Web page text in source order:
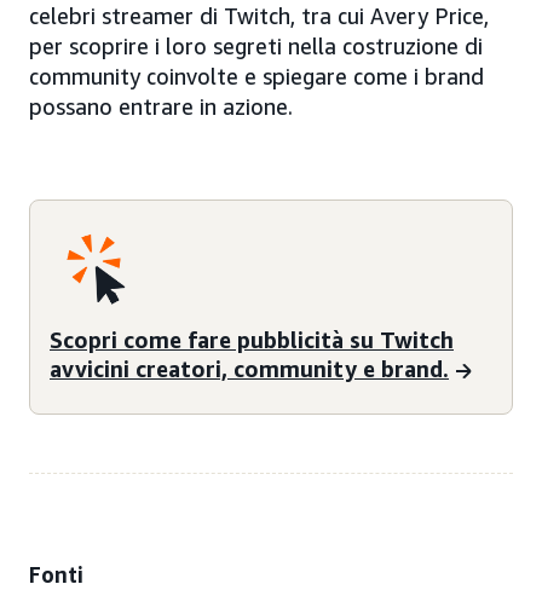
celebri streamer di Twitch, tra cui Avery Price,
per scoprire i loro segreti nella costruzione di
community coinvolte e spiegare come i brand
possano entrare in azione.
Scopri come fare pubblicità su Twitch
avvicini creatori, community e brand.
Fonti